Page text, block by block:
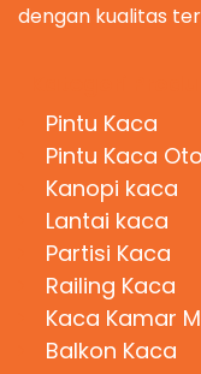
dengan kualitas
Pintu Kaca
Pintu Kaca
Kanopi kaca
Lantai kaca
Partisi Kaca
Railing Kaca
Kaca Kamar
Balkon Kaca